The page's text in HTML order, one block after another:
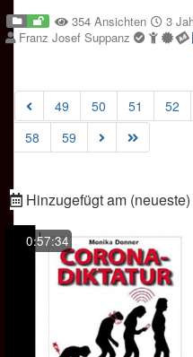
354 Ansichten
3
Franz Josef Suppanz
49 50 51 52
58 59
Hinzugefügt am
0:57:34